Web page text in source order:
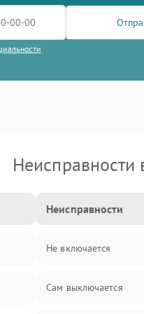
Неисправности
Не включается
Сам выключается